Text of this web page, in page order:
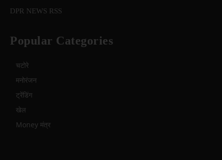
DPR NEWS RSS
Popular Categories
चटोरे
मनोरंजन
ट्रेंडिंग
खेल
Money मंत्र